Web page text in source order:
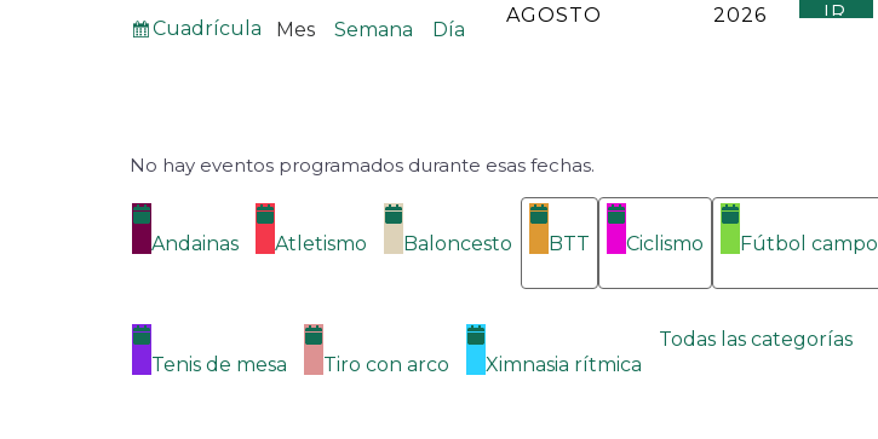
Ver
Cuadrícula Mes Semana Día MES
AÑO
No hay eventos programados durante esas fechas.
Categorías
Andainas Atletismo Baloncesto BTT Ciclismo Fútbol campo
Tenis de mesa Tiro con arco Ximnasia rítmica
Todas las categorías